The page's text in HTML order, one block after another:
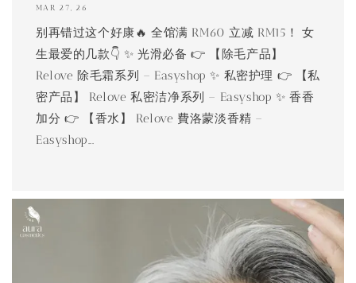
MAR 27, 26
别再错过这个好康🔥 全馆满 RM60 立减 RM15！ 女
生最爱的几款👇 ✨ 光滑必备 👉 【除毛产品】
Relove 除毛霜系列 – Easyshop ✨ 私密护理 👉 【私
密产品】 Relove 私密洁净系列 – Easyshop ✨ 香香
加分 👉 【香水】 Relove 費洛蒙淡香精 –
Easyshop...